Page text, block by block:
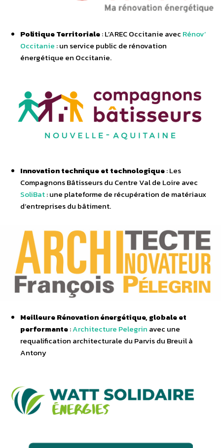
Politique Territoriale: L’AREC Occitanie avec Rénov’
Occitanie : un service public de rénovation
énergétique en Occitanie.
Innovation technique et technologique: Les
Compagnons Bâtisseurs du Centre Val de Loire avec
SoliBat: une plateforme de récupération de matériaux
d’entreprises du bâtiment.
Meilleure Rénovation énergétique, globale et
performante:Architecture Pelegrin avec une
requalification architecturale du Parvis du Breuil à
Antony